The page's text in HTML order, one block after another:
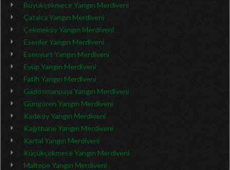
Büyükçekmece Yangın Merdiveni
Çatalca Yangın Merdiveni
Çekmeköy Yangın Merdiveni
Esenler Yangın Merdiveni
Esenyurt Yangın Merdiveni
Eyüp Yangın Merdiveni
Fatih Yangın Merdiveni
Gaziosmanpaşa Yangın Merdiveni
Güngören Yangın Merdiveni
Kadıköy Yangın Merdiveni
Kağıthane Yangın Merdiveni
Kartal Yangın Merdiveni
Küçükçekmece Yangın Merdiveni
Maltepe Yangın Merdiveni